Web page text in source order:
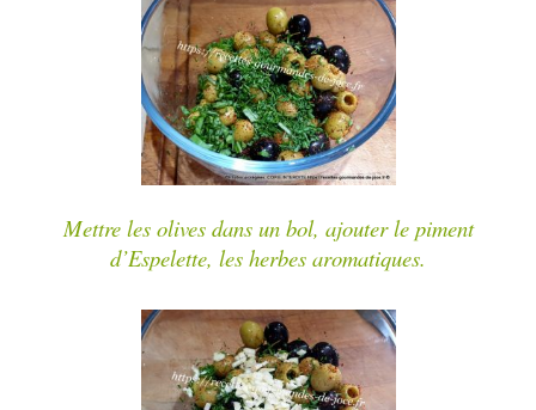
Mettre les olives dans un bol, ajouter le piment
d’Espelette, les herbes aromatiques.